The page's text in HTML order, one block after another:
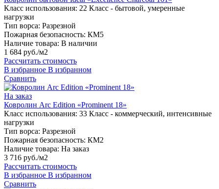
Класс использования: 22 Класс - бытовой, умеренные
нагрузки
Тип ворса: Разрезной
Пожарная безопасность: КМ5
Наличие товара: В наличии
1 684 руб./м2
Рассчитать стоимость
В избранное В избранном
Сравнить
На заказ
Ковролин Arc Edition «Prominent 18»
Класс использования: 33 Класс - коммерческий, интенсивные
нагрузки
Тип ворса: Разрезной
Пожарная безопасность: КМ2
Наличие товара: На заказ
3 716 руб./м2
Рассчитать стоимость
В избранное В избранном
Сравнить